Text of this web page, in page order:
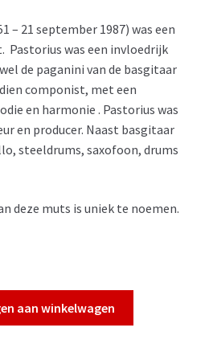
– 21 september 1987) was een
Pastorius was een invloedrijk
de paganini van de basgitaar
componist, met een
en harmonie . Pastorius was
en producer. Naast basgitaar
steeldrums, saxofoon, drums
deze muts is uniek te noemen.
aan winkelwagen